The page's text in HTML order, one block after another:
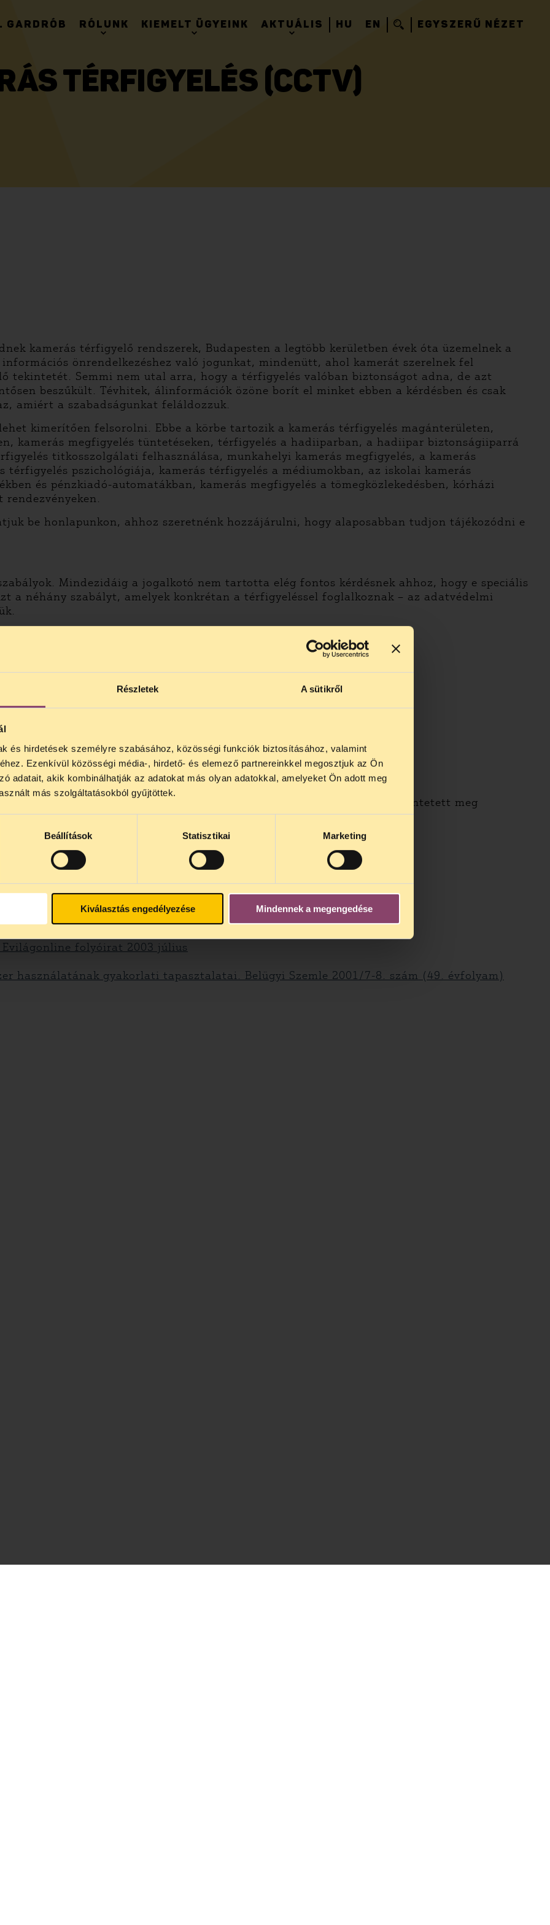
Részletek A sütikről
és hirdetések személyre szabásához, közösségi funkciók biztosításához, valamint
Ezenkívül közösségi média-, hirdető- és elemező partnereinkkel megosztjuk az Ön
adatait, akik kombinálhatják az adatokat más olyan adatokkal, amelyeket Ön adott meg
más szolgáltatásokból gyűjtöttek.
Beállítások Statisztikai Marketing
Kiválasztás engedélyezése Mindennek a megengedése
GARDRÓB RÓLUNK KIEMELT ÜGYEINK AKTUÁLIS HU EN EGYSZERŰ NÉZET
TÉRFIGYELÉS (CCTV)
kamerás térfigyelő rendszerek, Budapesten a legtöbb kerületben évek óta üzemelnek a
önrendelkezéshez való jogunkat, mindenütt, ahol kamerát szerelnek fel
tekintetét. Semmi nem utal arra, hogy a térfigyelés valóban biztonságot adna, de azt
beszűkült. Tévhitek, álinformációk özöne borít el minket ebben a kérdésben és csak
amiért a szabadságunkat feláldozzuk.
kimerítően felsorolni. Ebbe a körbe tartozik a kamerás térfigyelés magánterületen,
kamerás megfigyelés tüntetéseken, térfigyelés a hadiiparban, a hadiipar biztonságiiparrá
titkosszolgálati felhasználása, munkahelyi kamerás megfigyelés, a kamerás
térfigyelés pszichológiája, kamerás térfigyelés a médiumokban, az iskolai kamerás
és pénzkiadó-automatákban, kamerás megfigyelés a tömegközlekedésben, kórházi
be honlapunkon, ahhoz szeretnénk hozzájárulni, hogy alaposabban tudjon tájékozódni e
Mindezidáig a jogalkotó nem tartotta elég fontos kérdésnek ahhoz, hogy e speciális
a néhány szabályt, amelyek konkrétan a térfigyeléssel foglalkoznak – az adatvédelmi
adatvédelmi és privacy tanácsadó szerve 2004 februárjában jelentetett meg
impact of CCTV
Magyarországon. Fundamentum 2004/2. szám
folyóirat 2003 július
használatának gyakorlati tapasztalatai. Belügyi Szemle 2001/7-8. szám (49. évfolyam)
JOGSEGÉLY SZÜNET!
Tájékoztatjuk, hogy
telefonos jogsegélyünk július 27 és
között szünetel
. Az első telefonos jogsegély
augusztus 25-én
15 óra között lesz
jogsegely@tasz.hu